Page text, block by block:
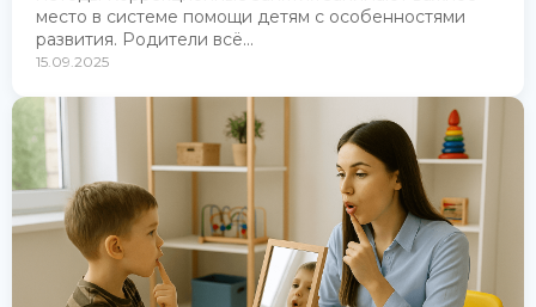
место в системе помощи детям с особенностями
развития. Родители всё...
15.09.2025